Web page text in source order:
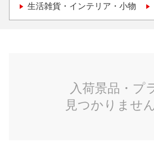
生活雑貨・インテリア・小物